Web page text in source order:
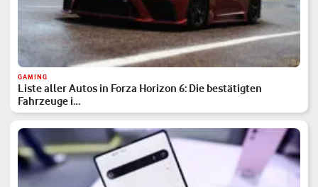
GAMING
Liste aller Autos in Forza Horizon 6: Die bestätigten
Fahrzeuge i…